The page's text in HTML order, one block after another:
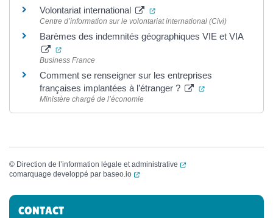
Volontariat international (ouverture dans un nouvel
Centre d’information sur le volontariat international (Civi)
Barèmes des indemnités géographiques VIE et VIA
(ouverture dans un nouvel onglet)
Business France
Comment se renseigner sur les entreprises
françaises implantées à l’étranger ?
(ouverture dans
Ministère chargé de l’économie
© Direction de l’information légale et administrative
(ouverture dans un
comarquage developpé par baseo.io (ouverture dans un nouvel onglet)
Informations complémentaires
CONTACT